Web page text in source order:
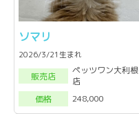
ソマリ
2026/3/21生まれ
販売店
ペッツワン大利根
店
価格
248,000